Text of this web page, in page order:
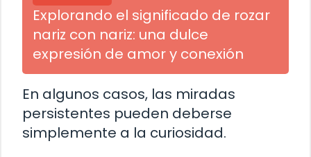
Explorando el significado de rozar
nariz con nariz: una dulce
expresión de amor y conexión
En algunos casos, las miradas
persistentes pueden deberse
simplemente a la curiosidad.